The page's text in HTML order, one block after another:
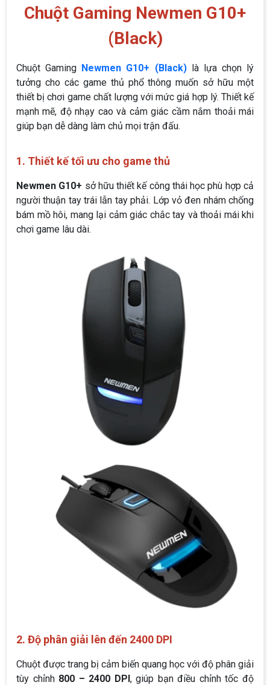
Chuột Gaming Newmen G10+
(Black)
Chuột Gaming Newmen G10+ (Black)là lựa chọn lý
tưởng cho các game thủ phổ thông muốn sở hữu một
thiết bị chơi game chất lượng với mức giá hợp lý. Thiết kế
mạnh mẽ, độ nhạy cao và cảm giác cầm nắm thoải mái
giúp bạn dễ dàng làm chủ mọi trận đấu.
1. Thiết kế tối ưu cho game thủ
Newmen G10+ sở hữu thiết kế công thái học phù hợp cả
người thuận tay trái lẫn tay phải. Lớp vỏ đen nhám chống
bám mồ hôi, mang lại cảm giác chắc tay và thoải mái khi
chơi game lâu dài.
2. Độ phân giải lên đến 2400 DPI
Chuột được trang bị cảm biến quang học với độ phân giải
tùy chỉnh 800 – 2400 DPI, giúp bạn điều chỉnh tốc độ